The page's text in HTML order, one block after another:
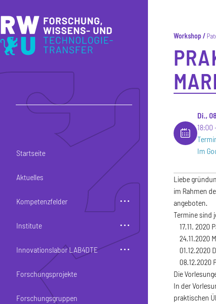
Startseite
Aktuelles
Kompetenzfelder
Institute
Innovationslabor LAB4DTE
Forschungsprojekte
Forschungsgruppen
Workshop
Di.,
18:00
Im
Liebe
im Rahmen
angeboten.
Termine sind
17.11. 2020
24.11.2020
01.12.2020
08.12.2020
Die
In der
praktischen